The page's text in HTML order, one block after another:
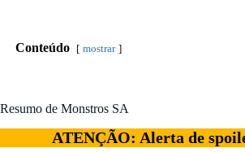
Conteúdo mostrar
Resumo de Monstros SA
ATENÇÃO: Alerta de